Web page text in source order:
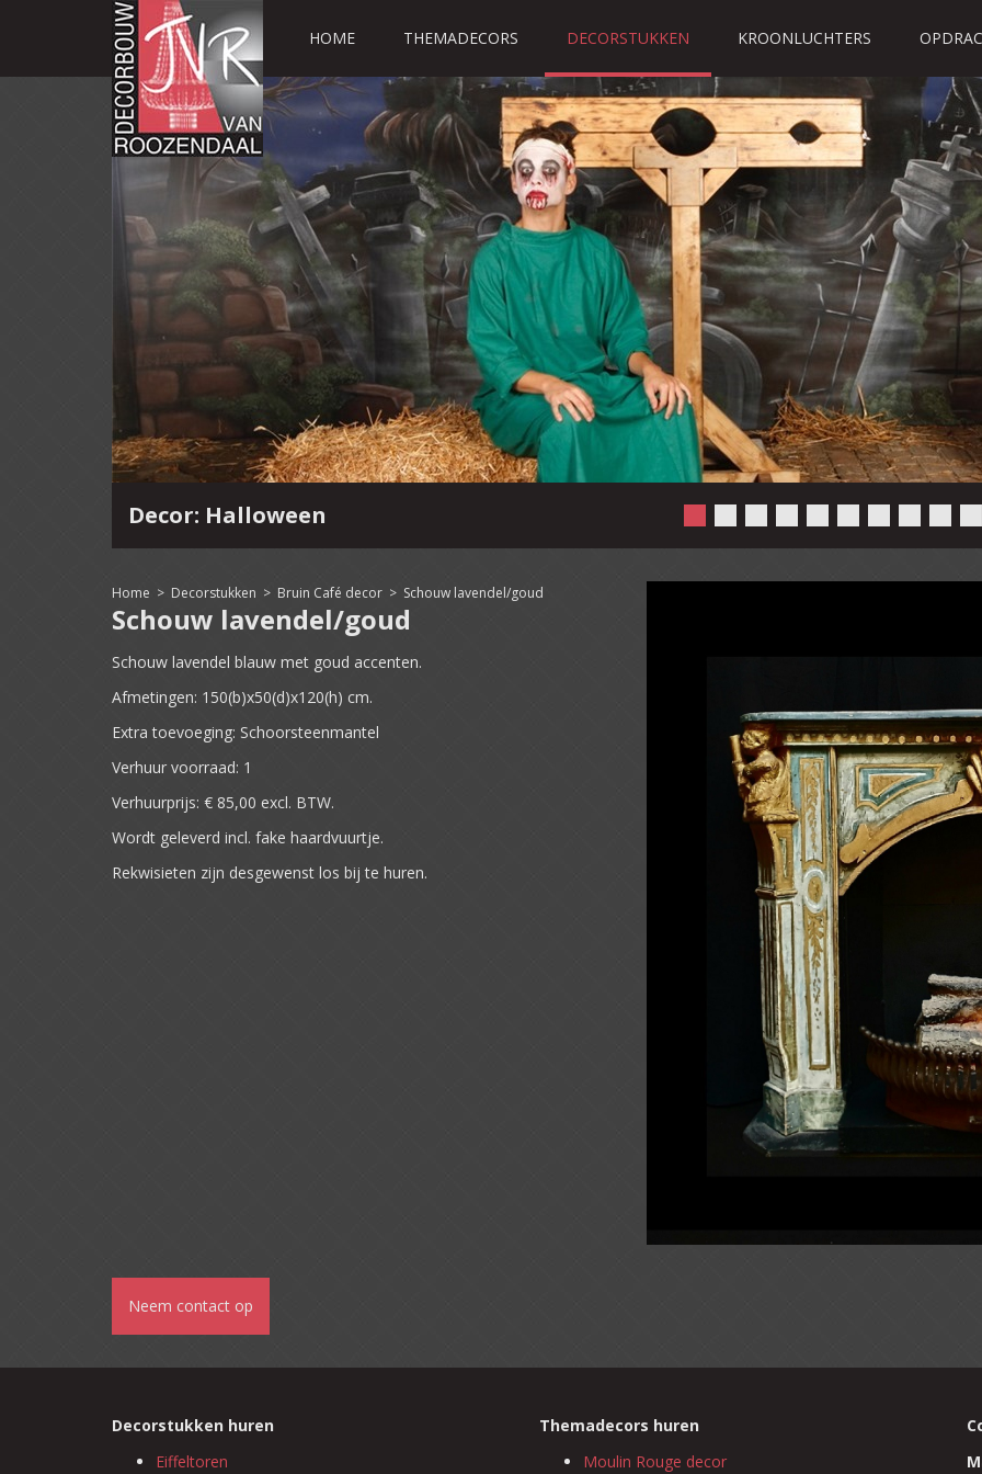
HOME THEMADECORS DECORSTUKKEN KROONLUCHTERS
Decor: Halloween
Home > Decorstukken > Bruin Café decor > Schouw lavendel/goud
Schouw lavendel/goud
Schouw lavendel blauw met goud accenten.
Afmetingen: 150(b)x50(d)x120(h) cm.
Extra toevoeging: Schoorsteenmantel
Verhuur voorraad: 1
Verhuurprijs: € 85,00 excl. BTW.
Wordt geleverd incl. fake haardvuurtje.
Rekwisieten zijn desgewenst los bij te huren.
Neem contact op
Decorstukken huren
Eiffeltoren
Themadecors huren
Moulin Rouge decor